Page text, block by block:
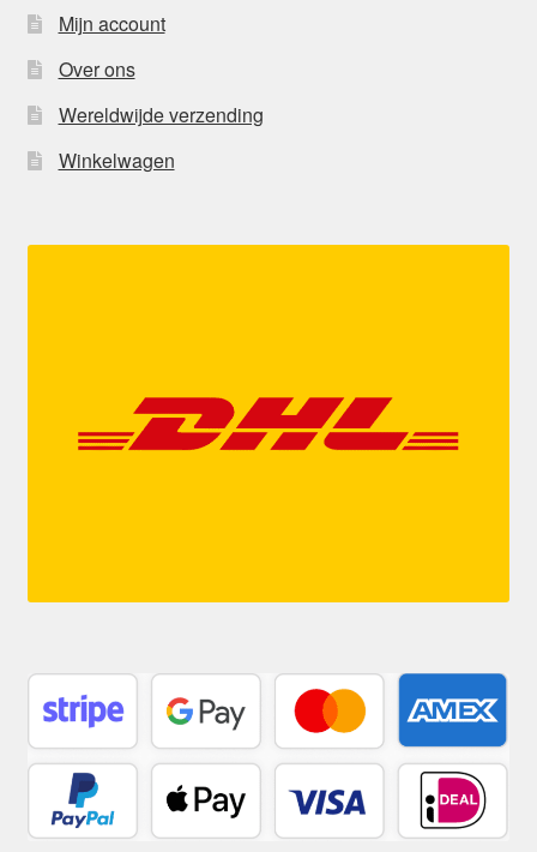
Mijn account
Over ons
Wereldwijde verzending
Winkelwagen